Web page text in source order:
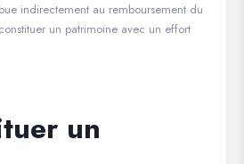
indirectement au remboursement du
un patrimoine avec un effort
un